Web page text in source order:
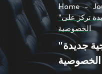
Home
"فيسبوك" تعتمد استراتيجية جديدة تركز على
الخصوصية
"فيسبوك" تعتمد استراتيجية جديدة